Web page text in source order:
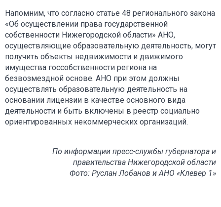
Напомним, что согласно статье 48 регионального закона
«Об осуществлении права государственной
собственности Нижегородской области» АНО,
осуществляющие образовательную деятельность, могут
получить объекты недвижимости и движимого
имущества госсобственности региона на
безвозмездной основе. АНО при этом должны
осуществлять образовательную деятельность на
основании лицензии в качестве основного вида
деятельности и быть включены в реестр социально
ориентированных некоммерческих организаций.
По информации пресс-службы губернатора и
правительства Нижегородской области
Фото: Руслан Лобанов и АНО «Клевер 1»